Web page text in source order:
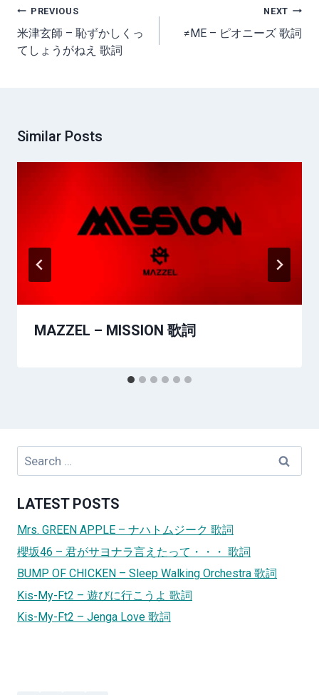
Post
navigation
PREVIOUS
米津玄師 – 恥ずかしくっ
てしょうがねえ 歌詞
NEXT
≠ME – ピオニーズ 歌詞
Similar Posts
MAZZEL – MISSION 歌詞
Search
LATEST POSTS
Mrs. GREEN APPLE – ナハトムジーク 歌詞
櫻坂46 – 君がサヨナラ言えたって・・・ 歌詞
BUMP OF CHICKEN – Sleep Walking Orchestra 歌詞
Kis-My-Ft2 – 遊びに行こうよ 歌詞
Kis-My-Ft2 – Jenga Love 歌詞